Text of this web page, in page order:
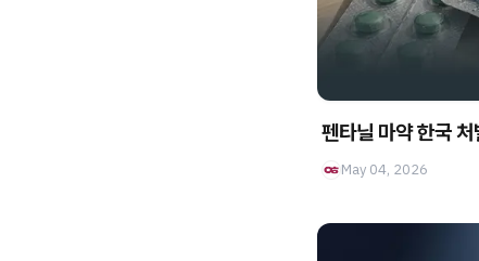
펜타닐 마약 한국
May 04, 2026